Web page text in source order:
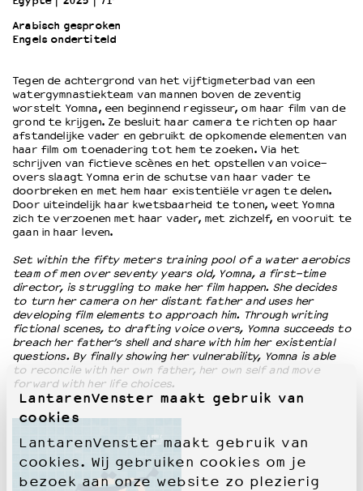
LantarenVenster maakt gebruik van
cookies
LantarenVenster maakt gebruik van
cookies. Wij gebruiken cookies om je
bezoek aan onze website zo plezierig
OVER LANTARENVENSTER
Werken bij
Wie is wie
Word vriend
Historie
Partners
Huisregels
Privacyverklaring
Integriteits- en gedragscode
Duurzaamheid
Culturele boycot Israël
Ruimte voor artistieke vrijheid – VNPF
Arabisch gesproken
Engels ondertiteld
Tegen de achtergrond van het vijftigmeterbad van een
watergymnastiekteam van mannen boven de zeventig
worstelt Yomna, een beginnend regisseur, om haar film van de
grond te krijgen. Ze besluit haar camera te richten op haar
afstandelijke vader en gebruikt de opkomende elementen van
haar film om toenadering tot hem te zoeken. Via het
schrijven van fictieve scènes en het opstellen van voice-
overs slaagt Yomna erin de schutse van haar vader te
doorbreken en met hem haar existentiële vragen te delen.
Door uiteindelijk haar kwetsbaarheid te tonen, weet Yomna
zich te verzoenen met haar vader, met zichzelf, en vooruit te
gaan in haar leven.
Set within the fifty meters training pool of a water aerobics
team of men over seventy years old, Yomna, a first-time
director, is struggling to make her film happen. She decides
to turn her camera on her distant father and uses her
developing film elements to approach him. Through writing
fictional scenes, to drafting voice overs, Yomna succeeds to
breach her father’s shell and share with him her existential
questions. By finally showing her vulnerability, Yomna is able
to reconcile with her own father, her own self and move
forward with her life choices.